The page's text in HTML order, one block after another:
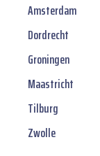
Amsterdam
Dordrecht
Groningen
Maastricht
Tilburg
Zwolle